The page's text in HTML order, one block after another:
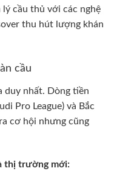
cầu thủ với các nghệ
thu hút lượng khán
cầu
duy nhất. Dòng tiền
Pro League) và Bắc
cơ hội nhưng cũng
thị trường mới: